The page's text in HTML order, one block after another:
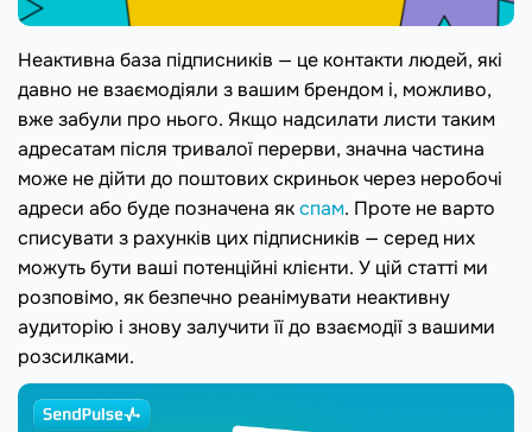
Неактивна база підписників — це контакти людей, які
давно не взаємодіяли з вашим брендом і, можливо,
вже забули про нього. Якщо надсилати листи таким
адресатам після тривалої перерви, значна частина
може не дійти до поштових скриньок через неробочі
адреси або буде позначена якспам. Проте не варто
списувати з рахунків цих підписників — серед них
можуть бути ваші потенційні клієнти. У цій статті ми
розповімо, як безпечно реанімувати неактивну
аудиторію і знову залучити її до взаємодії з вашими
розсилками.